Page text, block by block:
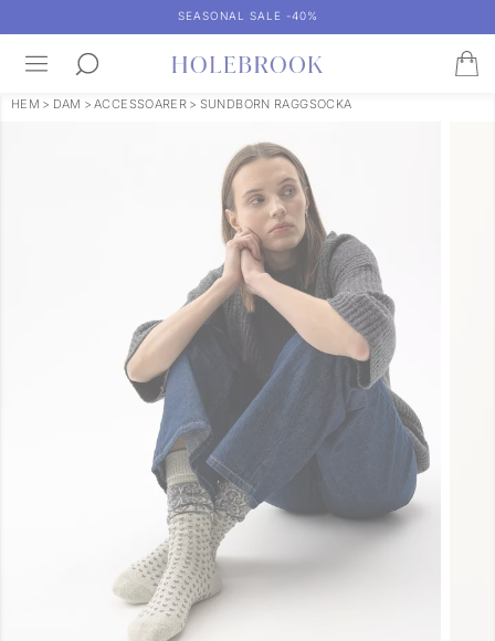
SEASONAL SALE -40%
HEM > DAM > ACCESSOARER > SUNDBORN RAGGSOCKA